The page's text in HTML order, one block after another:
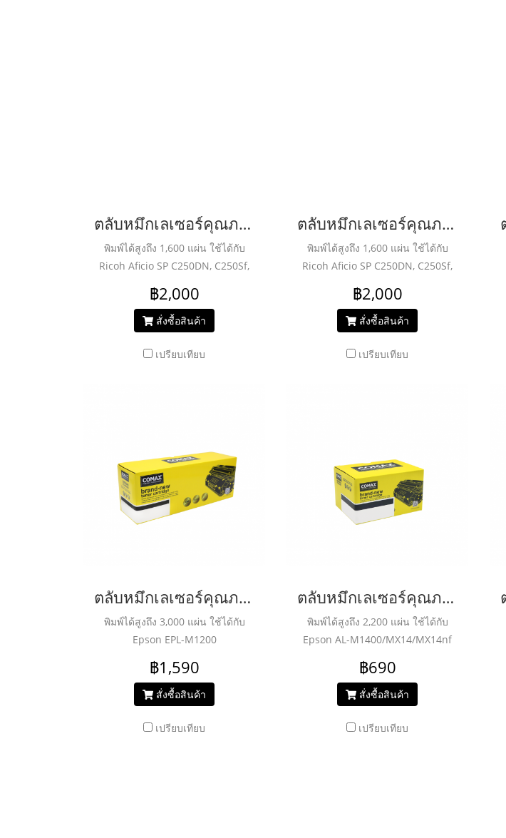
ตลับหมึกเลเซอร์คุณภาพสูงสำหรับ RICOH รุ่น C250/C260/C261 Y
พิมพ์ได้สูงถึง 1,600 แผ่น ใช้ได้กับ
Ricoh Aficio SP C250DN, C250Sf,
C260DNw, C261SNW
฿2,000
สั่งซื้อสินค้า
เปรียบเทียบ
ตลับหมึกเลเซอร์คุณภาพสูงสำหรับ RICOH รุ่น C250/C260/C261 M
พิมพ์ได้สูงถึง 1,600 แผ่น ใช้ได้กับ
Ricoh Aficio SP C250DN, C250Sf,
C260DNw, C261SNW
฿2,000
สั่งซื้อสินค้า
เปรียบเทียบ
ตลับหมึกเลเซอร์คุณภาพสูงสำหรับ EPSON รุ่น M1200 Black
พิมพ์ได้สูงถึง 3,000 แผ่น ใช้ได้กับ
Epson EPL-M1200
฿1,590
สั่งซื้อสินค้า
เปรียบเทียบ
ตลับหมึกเลเซอร์คุณภาพสูงสำหรับ EPSON รุ่น ALM1400 Black
พิมพ์ได้สูงถึง 2,200 แผ่น ใช้ได้กับ
Epson AL-M1400/MX14/MX14nf
฿690
สั่งซื้อสินค้า
เปรียบเทียบ